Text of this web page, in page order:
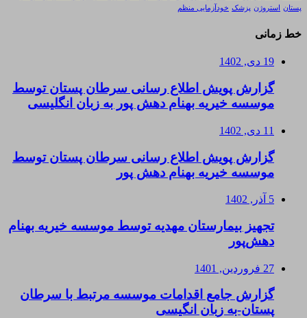
پستان
استروژن پزشک خودآزمایی منظم
خط زمانی
19 دی, 1402
گزارش پویش اطلاع رسانی سرطان پستان توسط
موسسه خیریه بهنام دهش پور به زبان انگلیسی
11 دی, 1402
گزارش پویش اطلاع رسانی سرطان پستان توسط
موسسه خیریه بهنام دهش پور
5 آذر, 1402
تجهیز بیمارستان مهدیه توسط موسسه خیریه بهنام
دهش‌پور
27 فروردین, 1401
گزارش جامع اقدامات موسسه مرتبط با سرطان
پستان-به زبان انگیسی